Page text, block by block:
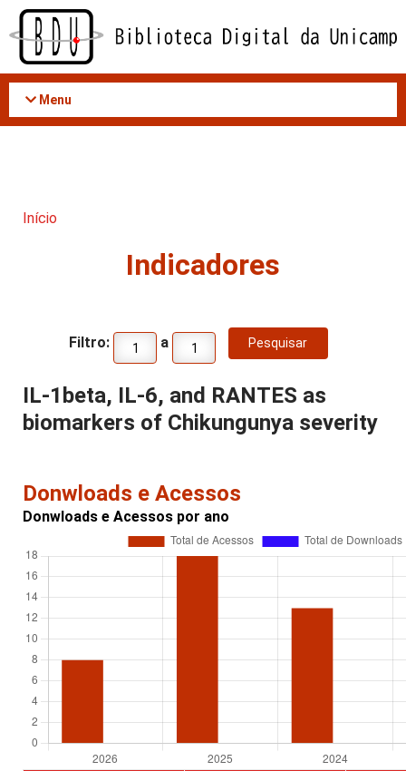
Acessar
conteúdo
Menu
Início
Indicadores
Filtro: a
IL-1beta, IL-6, and RANTES as
biomarkers of Chikungunya severity
Donwloads e Acessos
Donwloads e Acessos por ano